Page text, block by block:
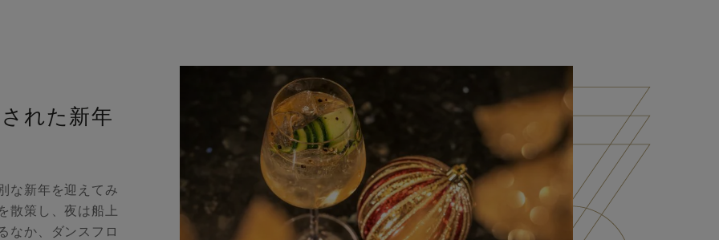
れた新年
な新年を迎えてみ
散策し、夜は船上
なか、ダンスフロ